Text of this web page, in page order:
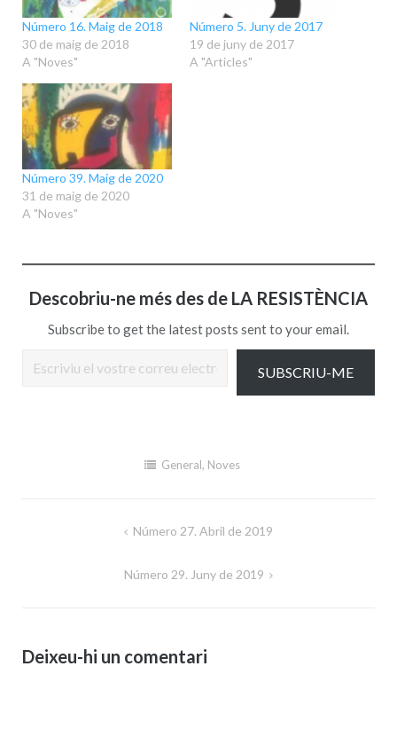
Número 16. Maig de 2018
30 de maig de 2018
A "Noves"
Número 5. Juny de 2017
19 de juny de 2017
A "Articles"
Número 39. Maig de 2020
31 de maig de 2020
A "Noves"
Descobriu-ne més des de LA RESISTÈNCIA
Subscribe to get the latest posts sent to your email.
SUBSCRIU-ME
General, Noves
Número 27. Abril de 2019
Número 29. Juny de 2019
Deixeu-hi un comentari